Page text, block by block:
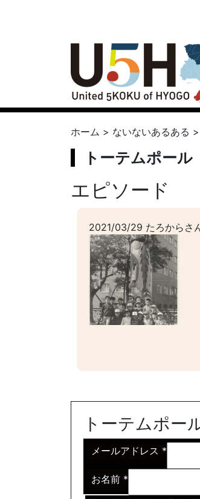
ホーム > ないないあるある >
トーテムポール
エピソード
2021/03/29 たろからさ
トーテムポー
メールアドレス *
お名前 *